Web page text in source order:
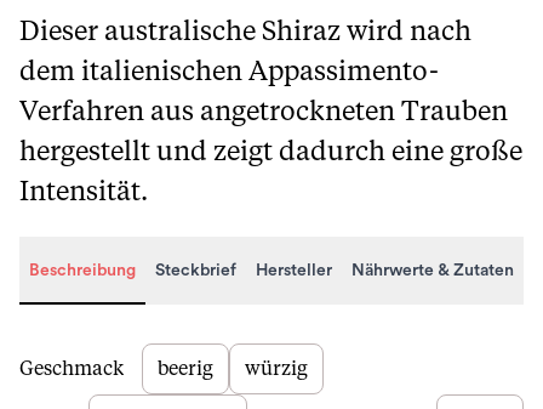
Dieser australische Shiraz wird nach
dem italienischen Appassimento-
Verfahren aus angetrockneten Trauben
hergestellt und zeigt dadurch eine große
Intensität.
Beschreibung Steckbrief Hersteller Nährwerte & Zutaten
Beschreibung
Geschmack beerig würzig